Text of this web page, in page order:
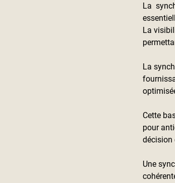
La
La
La
Cette
pour
décision
Une